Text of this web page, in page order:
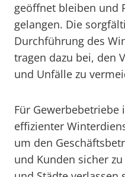
geöffnet bleiben und
gelangen. Die
Durchführung des
tragen dazu bei, den
und Unfälle zu
Für
effizienter
um den
und Kunden sicher